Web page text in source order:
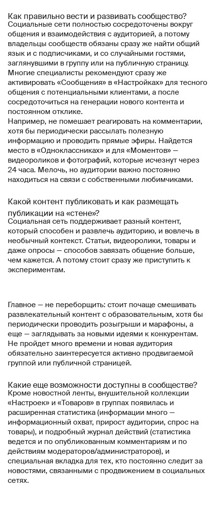
Как правильно вести и развивать сообщество?
Социальные сети полностью сосредоточены вокруг
общения и взаимодействия с аудиторией, а потому
владельцы сообществ обязаны сразу же найти общий
язык и с подписчиками, и со случайными гостями,
заглянувшими в группу или на публичную страницу.
Многие специалисты рекомендуют сразу же
активировать «Сообщения» в «Настройках» для тесного
общения с потенциальными клиентами, а после
сосредоточиться на генерации нового контента и
постоянном отклике.
Например, не помешает реагировать на комментарии,
хотя бы периодически рассылать полезную
информацию и проводить прямые эфиры. Найдется
место в «Одноклассниках» и для «Моментов» —
видеороликов и фотографий, которые исчезнут через
24 часа. Мелочь, но аудитории важно постоянно
находиться на связи с собственными любимчиками.
Какой контент публиковать и как размещать
публикации на «стене»?
Социальная сеть поддерживает разный контент,
который способен и развлечь аудиторию, и вовлечь в
необычный контекст. Статьи, видеоролики, товары и
даже опросы — способов завязать общение больше,
чем кажется. А потому стоит сразу же приступить к
экспериментам.
Главное — не переборщить: стоит почаще смешивать
развлекательный контент с образовательным, хотя бы
периодически проводить розыгрыши и марафоны, а
еще — заглядывать за новыми идеями к конкурентам.
Не пройдет много времени и новая аудитория
обязательно заинтересуется активно продвигаемой
группой или публичной страницей.
Какие еще возможности доступны в сообществе?
Кроме новостной ленты, внушительной коллекции
«Настроек» и «Товаров» в группах появилась и
расширенная статистика (информации много —
информационный охват, прирост аудитории, спрос на
товары), и подробный журнал действий (статистика
ведется и по опубликованным комментариям и по
действиям модераторов/администраторов), и
специальная вкладка для тех, кто постоянно следит за
новостями, связанными с продвижением в социальных
сетях.